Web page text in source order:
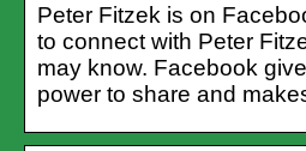
Peter Fitzek is on
to connect with Peter
may know. Facebook
power to share and